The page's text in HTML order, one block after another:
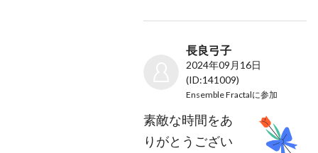
長良弓子
2024年09月16日
(ID:141009)
Ensemble Fractalに参加
素敵な時間をあ
りがとうござい